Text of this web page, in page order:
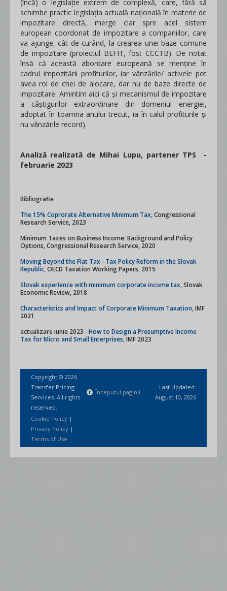
(încă) o legislație extrem de complexă, care, fără să
schimbe practic legislația actuală națională în materie de
impozitare directă, merge clar spre acel sistem
european coordonat de impozitare a companiilor, care
va ajunge, cât de curând, la crearea unei baze comune
de impozitare (proiectul BEFIT, fost CCCTB). De notat
însă că această abordare europeană se menține în
cadrul impozitării profiturilor, iar vânzările/ activele pot
avea rol de chei de alocare, dar nu de baze directe de
impozitare. Amintim aici că și mecanismul de impozitare
a câștigurilor extraordinare din domeniul energiei,
adoptat în toamna anului trecut, ia în calul profiturile și
nu vânzările record).
Analiză realizată de Mihai Lupu, partener TPS -
februarie 2023
Bibliografie
The 15% Coprorate Alternative Minimum Tax , Congressional
Research Service, 2023
Minimum Taxes on Business Income: Background and Policy
Options, Congressional Research Service, 2020
Moving Beyond the Flat Tax - Tax Policy Reform in the Slovak
Republic , OECD Taxation Working Papers, 2015
Slovak experience with minimum corporate income tax , Slovak
Economic Review, 2018
Characteristics and Impact of Corporate Minimum Taxation , IMF
2021
actualizare iunie 2023 -How to Design a Presumptive Income
Tax for Micro and Small Enterprises , IMF 2023
Copyright © 2026
Transfer Pricing
Services. All rights
reserved.
Începutul paginii
Last Updated:
August 10, 2026
Cookie Policy |
Privacy Policy |
Terms of Use